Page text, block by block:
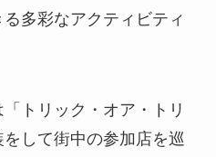
多彩なアクティビティ
トリック・オア・トリ
して街中の参加店を巡